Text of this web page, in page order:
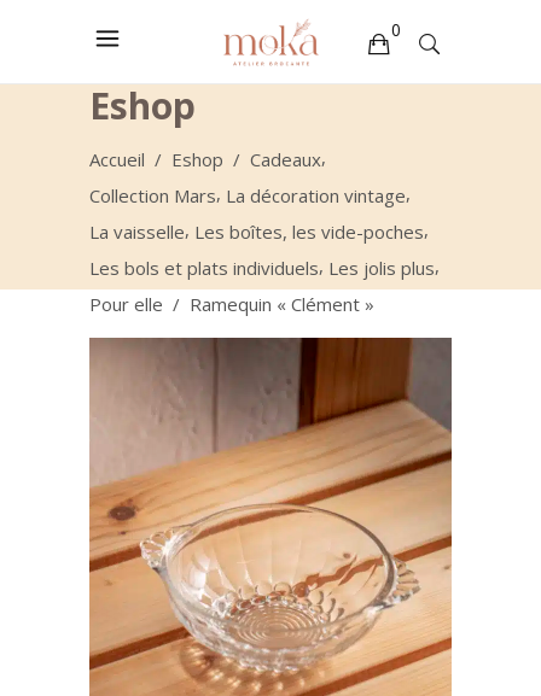
0
Votre sélection est vide
Eshop
Accueil / Eshop / Cadeaux,
Collection Mars, La décoration vintage,
La vaisselle, Les boîtes, les vide-poches,
Les bols et plats individuels, Les jolis plus,
Pour elle / Ramequin « Clément »